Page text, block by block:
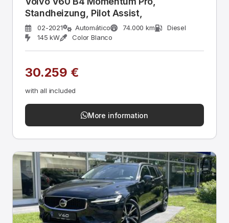
Standheizung, Pilot Assist,
02-2021 Automático 74.000 km
Diesel
145 kW
Color Blanco
30.259 €
with all included
More information